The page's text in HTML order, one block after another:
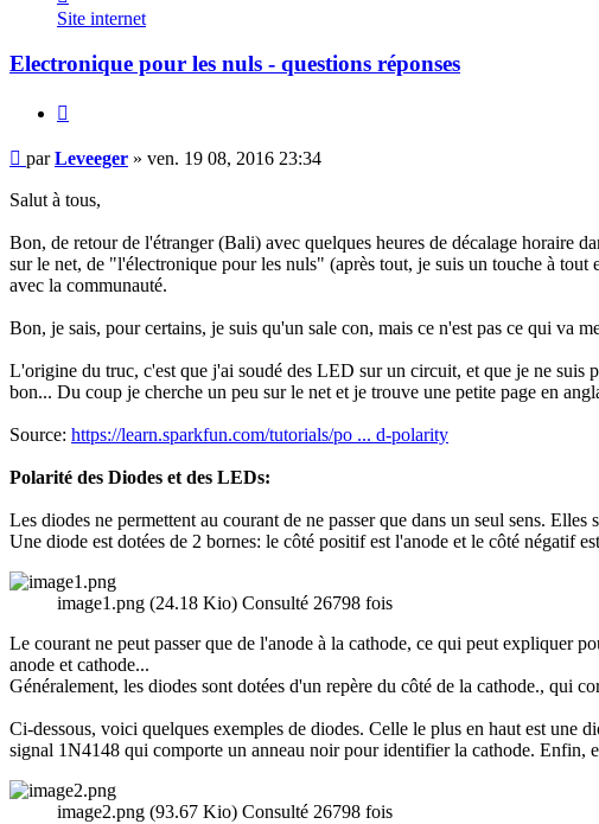
Leveeger
Site internet
Electronique pour les nuls - questions réponses
Message
parLeveeger » ven. 19 08, 2016 23:34
Salut à tous,
Bon, de retour de l'étranger (Bali) avec quelques heures de décalage horaire
sur le net, de "l'électronique pour les nuls" (après tout, je suis un touche à tout
avec la communauté.
Bon, je sais, pour certains, je suis qu'un sale con, mais ce n'est pas ce qui va
L'origine du truc, c'est que j'ai soudé des LED sur un circuit, et que je ne suis
bon... Du coup je cherche un peu sur le net et je trouve une petite page en
Source: https://learn.sparkfun.com/tutorials/po ... d-polarity
Polarité des Diodes et des LEDs:
Les diodes ne permettent au courant de ne passer que dans un seul sens. Elles
Une diode est dotées de 2 bornes: le côté positif est l'anode et le côté négatif
image1.png (24.18 Kio) Consulté 26798 fois
Le courant ne peut passer que de l'anode à la cathode, ce qui peut expliquer
anode et cathode...
Généralement, les diodes sont dotées d'un repère du côté de la cathode., qui
Ci-dessous, voici quelques exemples de diodes. Celle le plus en haut est une
signal 1N4148 qui comporte un anneau noir pour identifier la cathode. Enfin,
image2.png (93.67 Kio) Consulté 26798 fois